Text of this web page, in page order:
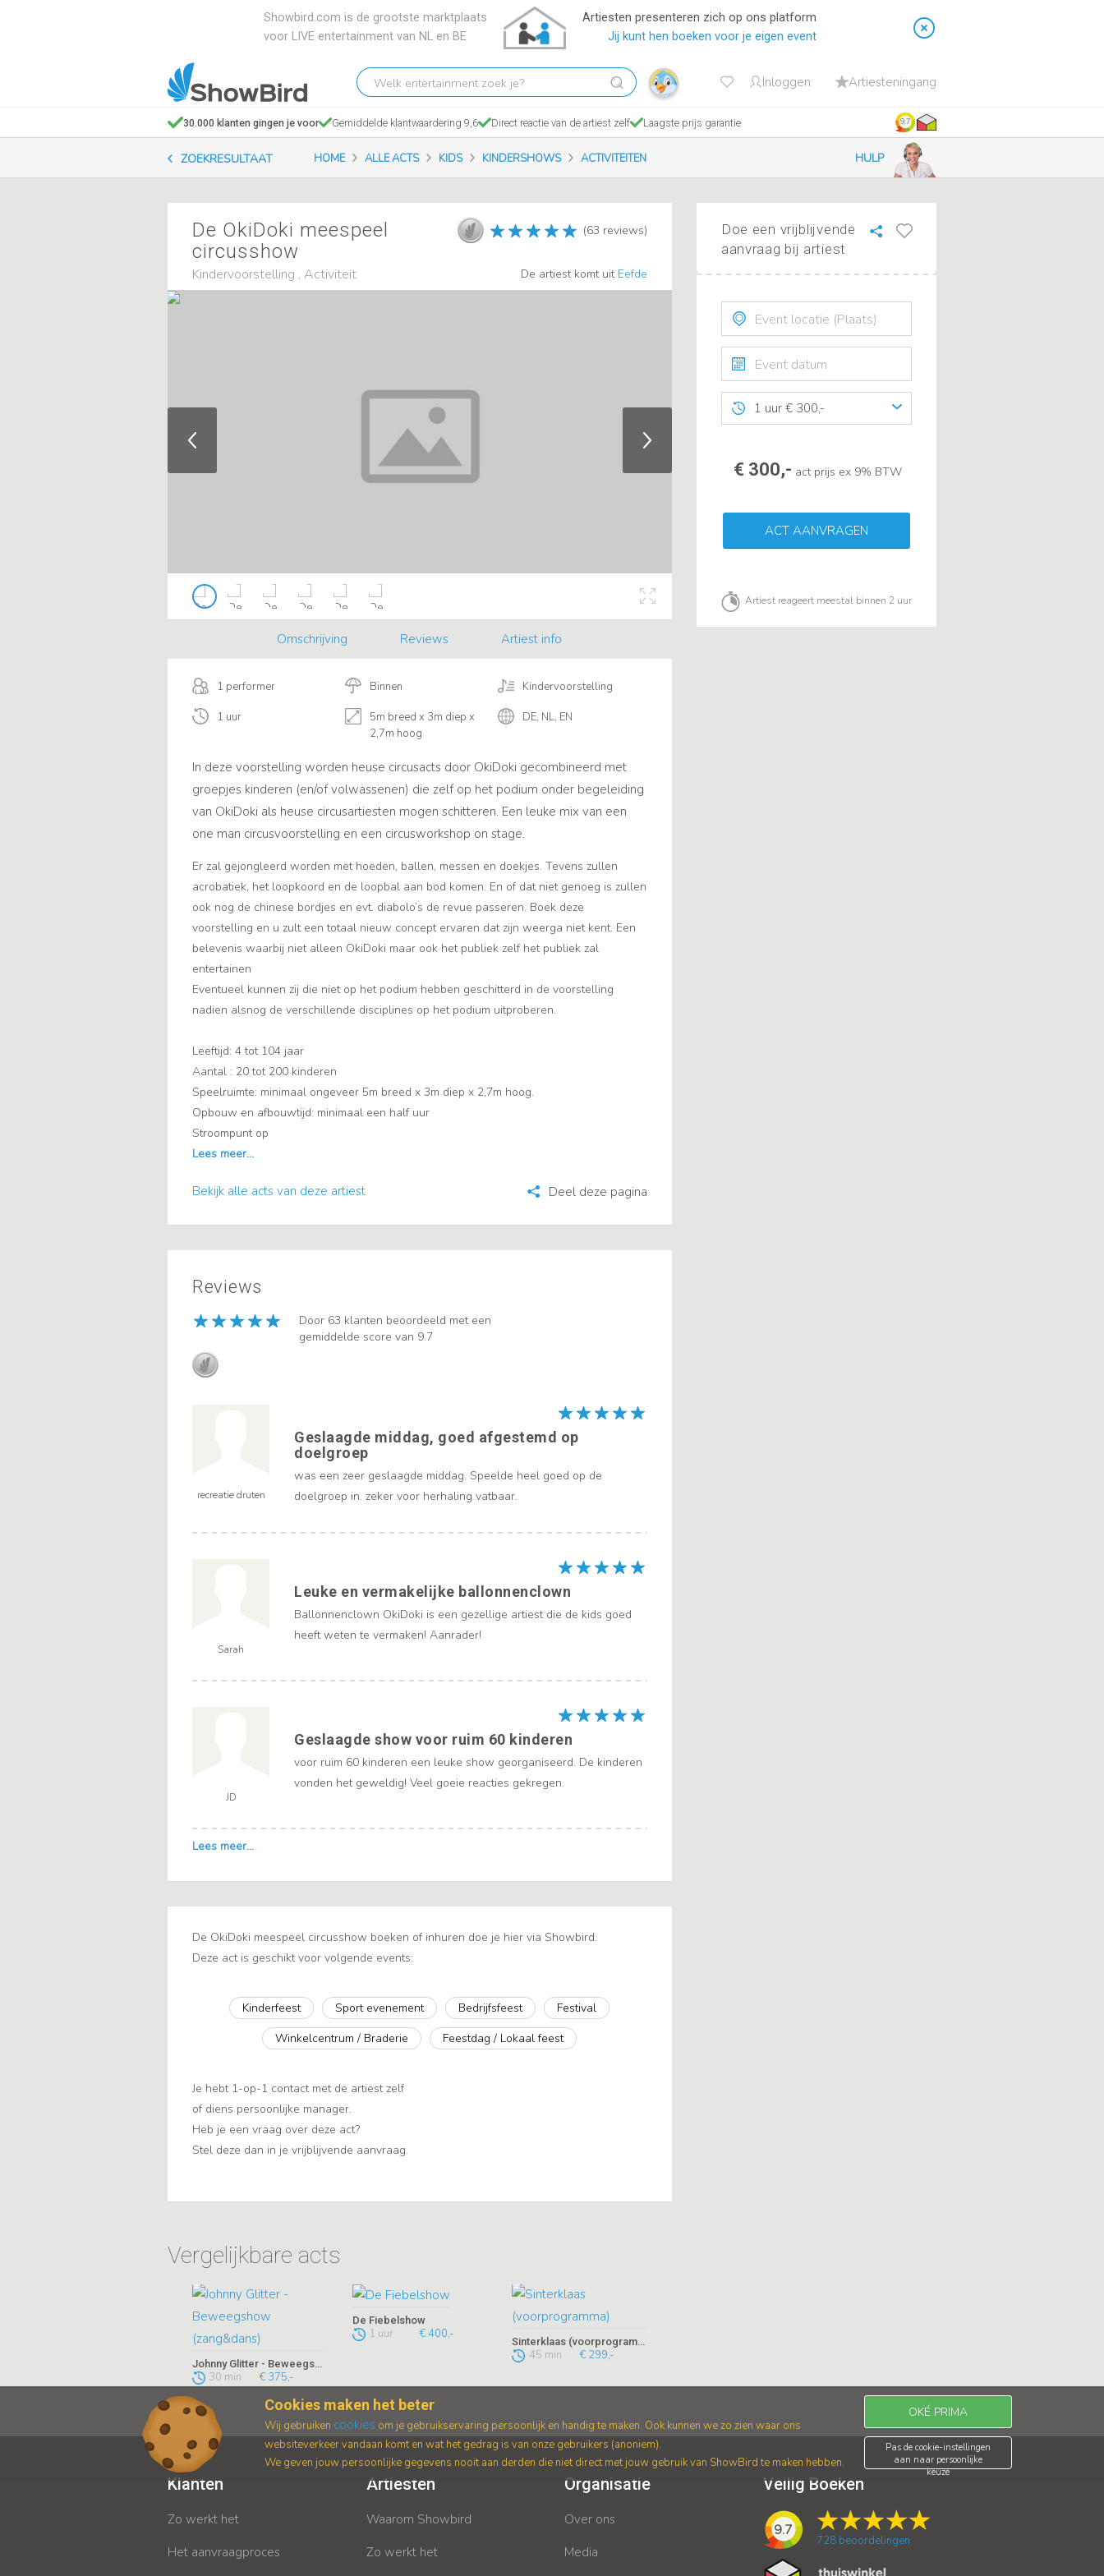
Showbird.com is de grootste marktplaats
voor LIVE entertainment van NL en BE
Artiesten presenteren zich op ons platform
Jij kunt hen boeken voor je eigen event
Welk
entertainment
zoek
je?
Inloggen Artiesteningang
30.000 klanten gingen je voor Gemiddelde klantwaardering 9,6 Direct reactie van de artiest zelf Laagste prijs garantie 9.7
ZOEKRESULTAAT HOME ALLE ACTS KIDS KINDERSHOWS ACTIVITEITEN HULP
De OkiDoki meespeel
circusshow
Kindervoorstelling , Activiteit
(63 reviews)
De artiest komt uit Eefde
Omschrijving Reviews Artiest info
1 performer Binnen Kindervoorstelling
1 uur
5m breed x 3m diep x
2,7m hoog
DE, NL, EN
In deze voorstelling worden heuse circusacts door OkiDoki gecombineerd met
groepjes kinderen (en/of volwassenen) die zelf op het podium onder begeleiding
van OkiDoki als heuse circusartiesten mogen schitteren. Een leuke mix van een
one man circusvoorstelling en een circusworkshop on stage.
Er zal gejongleerd worden met hoeden, ballen, messen en doekjes. Tevens zullen
acrobatiek, het loopkoord en de loopbal aan bod komen. En of dat niet genoeg is zullen
ook nog de chinese bordjes en evt. diabolo’s de revue passeren. Boek deze
voorstelling en u zult een totaal nieuw concept ervaren dat zijn weerga niet kent. Een
belevenis waarbij niet alleen OkiDoki maar ook het publiek zelf het publiek zal
entertainen
Eventueel kunnen zij die niet op het podium hebben geschitterd in de voorstelling
nadien alsnog de verschillende disciplines op het podium uitproberen.
Leeftijd: 4 tot 104 jaar
Aantal : 20 tot 200 kinderen
Speelruimte: minimaal ongeveer 5m breed x 3m diep x 2,7m hoog.
Opbouw en afbouwtijd: minimaal een half uur
Stroompunt op
Bekijk alle acts van deze artiest Deel deze pagina
Reviews
Door 63 klanten beoordeeld met een
gemiddelde score van 9.7
recreatie druten
Geslaagde middag, goed afgestemd op
doelgroep
was een zeer geslaagde middag. Speelde heel goed op de
doelgroep in. zeker voor herhaling vatbaar.
Sarah
Leuke en vermakelijke ballonnenclown
Ballonnenclown OkiDoki is een gezellige artiest die de kids goed
heeft weten te vermaken! Aanrader!
JD
Geslaagde show voor ruim 60 kinderen
voor ruim 60 kinderen een leuke show georganiseerd. De kinderen
vonden het geweldig! Veel goeie reacties gekregen.
De OkiDoki meespeel circusshow boeken of inhuren doe je hier via Showbird.
Deze act is geschikt voor volgende events:
Kinderfeest Sport evenement Bedrijfsfeest
Festival
Winkelcentrum / Braderie
Feestdag / Lokaal feest
Je hebt 1-op-1 contact met de artiest zelf
of diens persoonlijke manager.
Heb je een vraag over deze act?
Stel deze dan in je vrijblijvende aanvraag.
Vergelijkbare acts
Johnny Glitter - Beweegshow (zang&dans)
30 min € 375,-
De Fiebelshow
1 uur € 400,-
Sinterklaas (voorprogramma)
45 min € 299,-
Doe een vrijblijvende
aanvraag bij artiest
1 uur € 300,-
€ 300,- act prijs ex 9% BTW
ACT AANVRAGEN
Artiest reageert meestal binnen 2 uur
Klanten
Zo werkt het
Het aanvraagproces
Artiesten
Waarom Showbird
Zo werkt het
Organisatie
Over ons
Media
Veilig Boeken
9.7
728beoordelingen
Cookies maken het beter
Wij gebruiken cookies om je gebruikservaring persoonlijk en handig te maken. Ook kunnen we zo zien waar ons
websiteverkeer vandaan komt en wat het gedrag is van onze gebruikers (anoniem).
We geven jouw persoonlijke gegevens nooit aan derden die niet direct met jouw gebruik van ShowBird te maken hebben.
OKÉ PRIMA
Pas de cookie-instellingen
aan naar persoonlijke
keuze